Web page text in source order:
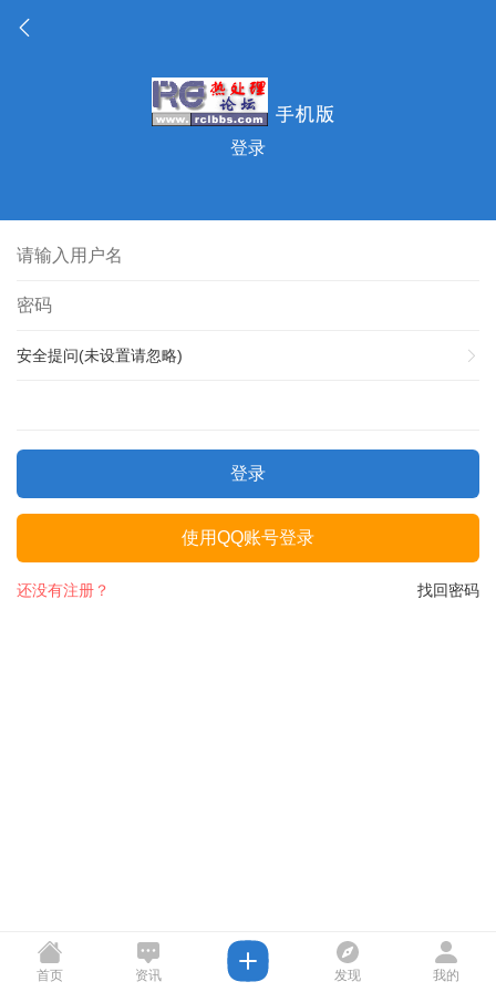
登录
安全提问(未设置请忽略)
登录
使用QQ账号登录
找回密码
还没有注册？
首页 资讯 发现 我的